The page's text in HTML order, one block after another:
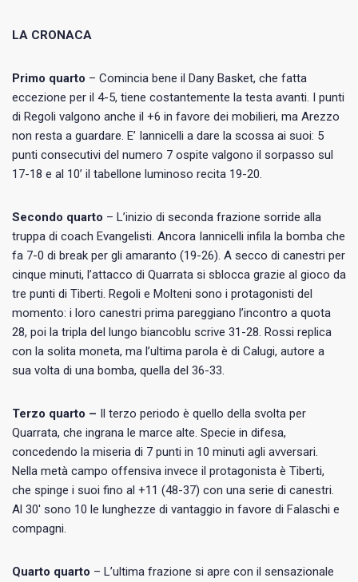
LA CRONACA
Primo quarto – Comincia bene il Dany Basket, che fatta
eccezione per il 4-5, tiene costantemente la testa avanti. I punti
di Regoli valgono anche il +6 in favore dei mobilieri, ma Arezzo
non resta a guardare. E’ Iannicelli a dare la scossa ai suoi: 5
punti consecutivi del numero 7 ospite valgono il sorpasso sul
17-18 e al 10’ il tabellone luminoso recita 19-20.
Secondo quarto – L’inizio di seconda frazione sorride alla
truppa di coach Evangelisti. Ancora Iannicelli infila la bomba che
fa 7-0 di break per gli amaranto (19-26). A secco di canestri per
cinque minuti, l’attacco di Quarrata si sblocca grazie al gioco da
tre punti di Tiberti. Regoli e Molteni sono i protagonisti del
momento: i loro canestri prima pareggiano l’incontro a quota
28, poi la tripla del lungo biancoblu scrive 31-28. Rossi replica
con la solita moneta, ma l’ultima parola è di Calugi, autore a
sua volta di una bomba, quella del 36-33.
Terzo quarto – Il terzo periodo è quello della svolta per
Quarrata, che ingrana le marce alte. Specie in difesa,
concedendo la miseria di 7 punti in 10 minuti agli avversari.
Nella metà campo offensiva invece il protagonista è Tiberti,
che spinge i suoi fino al +11 (48-37) con una serie di canestri.
Al 30′ sono 10 le lunghezze di vantaggio in favore di Falaschi e
compagni.
Quarto quarto – L’ultima frazione si apre con il sensazionale